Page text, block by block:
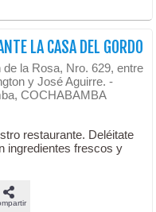
LA CASA DEL GORDO
la Rosa, Nro. 629, entre
y José Aguirre. -
COCHABAMBA
restaurante. Deléitate
ingredientes frescos y